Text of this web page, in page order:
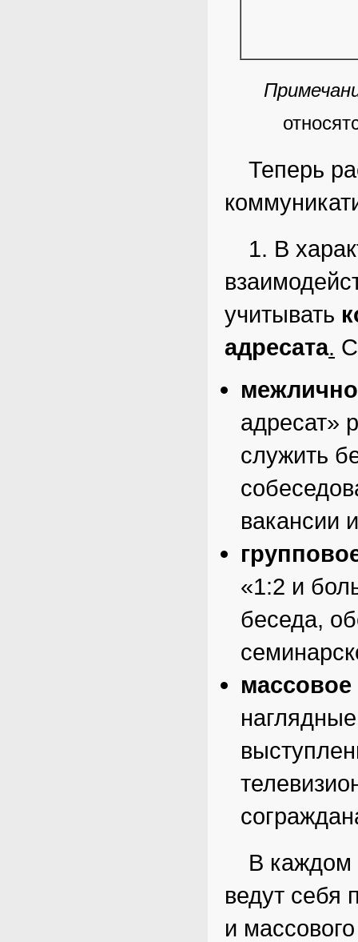
Теперь
1. В
учитывать
адресата.
адресат»
служить
вакансии
«1:2 и
беседа,
массовое
В каждом
ведут себя
и